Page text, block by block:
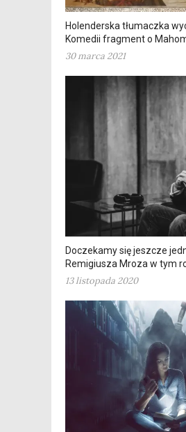
Holenderska tłumaczka
Komedii fragment o
30 marca 2021
Doczekamy się jeszcze
Remigiusza Mroza w tym
13 listopada 2020